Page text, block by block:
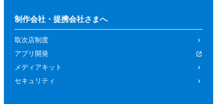
制作会社・提携会社さまへ
取次店制度
アプリ開発
メディアキット
セキュリティ